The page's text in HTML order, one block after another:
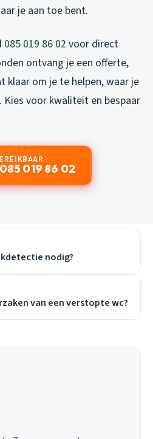
je aan toe bent.
085 019 86 02 voor direct
ontvang je een offerte,
klaar om je te helpen, waar je
voor kwaliteit en bespaar
019 86 02
nodig?
van een verstopte wc?